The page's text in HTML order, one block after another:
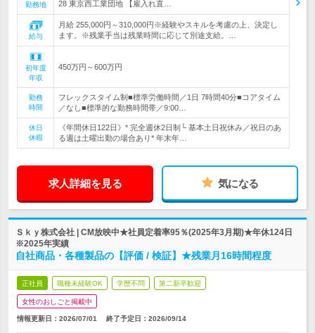
勤務地 28 東京西工業団地 【雇入れ直…
給与
月給 255,000円～310,000円※経験やスキルを考慮の上、決定し
ます。※残業手当は残業時間に応じて別途支給。…
初年度
年収
450万円～600万円
勤務
時間
フレックスタイム制■標準労働時間／1日 7時間40分■コアタイム
／なし■標準的な勤務時間帯／9:00…
休日
休暇
《年間休日122日》* 完全週休2日制└ 基本土日祝休み／祝日のあ
る週は土曜出勤の場合あり* 年末年…
求人詳細を見る 気になる
Ｓｋｙ株式会社 | CM放映中★社員定着率95％(2025年3月期)★年休124日
※2025年実績
自社商品・各種製品の【評価 / 検証】★残業月16時間程度
正社員 職種未経験OK 学歴不問 第二新卒歓迎
女性のおしごと掲載中
情報更新日：2026/07/01 終了予定日： 2026/09/14